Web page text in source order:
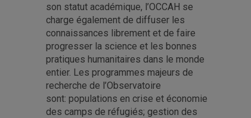
son statut académique, l’OCCAH se
charge également de diffuser les
connaissances librement et de faire
progresser la science et les bonnes
pratiques humanitaires dans le monde
entier. Les programmes majeurs de
recherche de l’Observatoire
sont: populations en crise et économie
des camps de réfugiés; gestion des